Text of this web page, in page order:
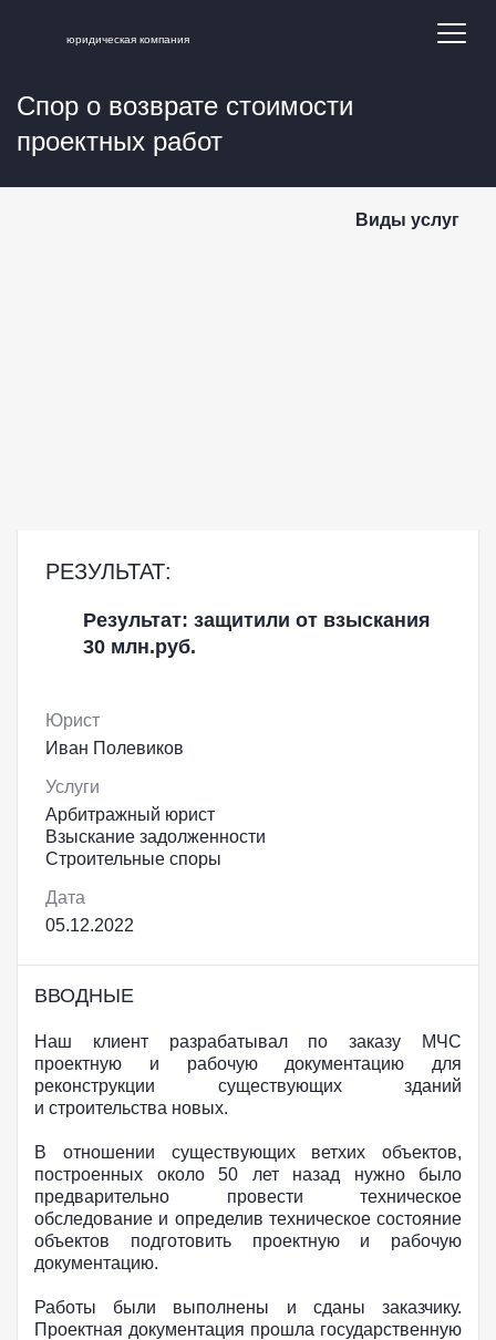
юридическая компания
Спор о возврате стоимости
проектных работ
РЕЗУЛЬТАТ:
Результат: защитили от взыскания
30 млн.руб.
Юрист
Иван Полевиков
Услуги
Арбитражный юрист
Взыскание задолженности
Строительные споры
Дата
05.12.2022
ВВОДНЫЕ
Наш клиент разрабатывал по заказу МЧС
проектную и рабочую документацию для
реконструкции существующих зданий
и строительства новых.
В отношении существующих ветхих объектов,
построенных около 50 лет назад нужно было
предварительно провести техническое
обследование и определив техническое состояние
объектов подготовить проектную и рабочую
документацию.
Работы были выполнены и сданы заказчику.
Проектная документация прошла государственную
Виды услуг